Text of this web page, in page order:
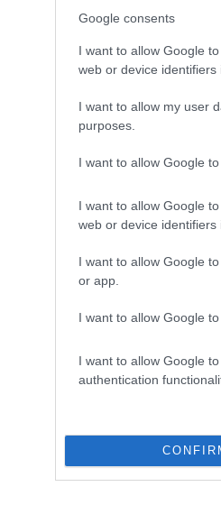
Google consents
I want to allow Google
web or device identifiers
I want to allow my user
purposes.
I want to allow Google
I want to allow Google
web or device identifiers
I want to allow Google
or app.
I want to allow Google
I want to allow Google
authentication
Κόσμος
την
Παρά
τον
την